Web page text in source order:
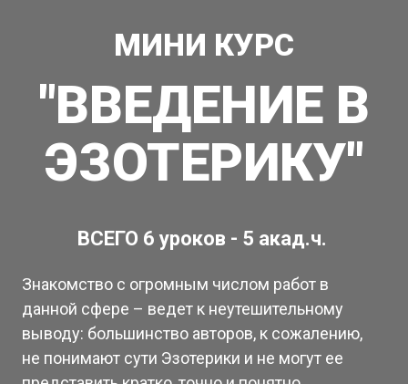
МИНИ КУРС
"ВВЕДЕНИЕ В
ЭЗОТЕРИКУ"
ВСЕГО 6 уроков - 5 акад.ч.
Знакомство с огромным числом работ в
данной сфере – ведет к неутешительному
выводу: большинство авторов, к сожалению,
не понимают сути Эзотерики и не могут ее